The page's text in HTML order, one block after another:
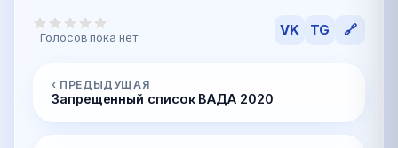
Голосов пока нет VK TG 🔗
‹ ПРЕДЫДУЩАЯ
Запрещенный список ВАДА 2020